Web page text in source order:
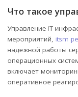
Что такое
Управление IТ-
мероприятий, itsm
надежной работы
операционных
включает
оперативное